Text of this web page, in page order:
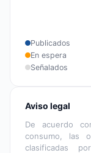
Publicados
En espera
Señalados
Aviso legal
De acuerdo
consumo, las
clasificadas